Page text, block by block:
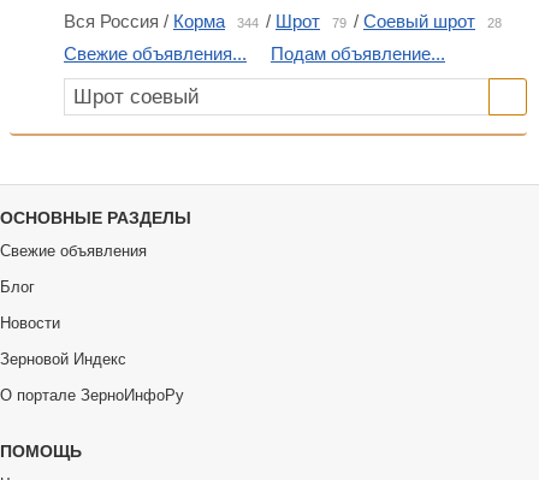
Вся Россия / Корма 344 / Шрот 79 / Соевый шрот 28
Свежие объявления... Подам объявление...
ОСНОВНЫЕ РАЗДЕЛЫ
Свежие объявления
Блог
Новости
Зерновой Индекс
О портале ЗерноИнфоРу
ПОМОЩЬ